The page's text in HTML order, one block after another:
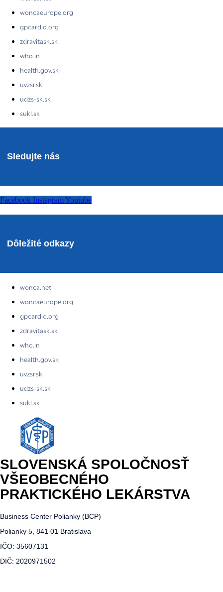
woncaeurope.org
gpcardio.org
zdravitask.sk
who.in
health.gov.sk
uvzsr.sk
udzs-sk.sk
sukl.sk
Sledujte nás
Facebook Instagram Youtube
Dôležité odkazy
wonca.net
woncaeurope.org
gpcardio.org
zdravitask.sk
who.in
health.gov.sk
uvzsr.sk
udzs-sk.sk
sukl.sk
SLOVENSKÁ SPOLOČNOSŤ
VŠEOBECNÉHO
PRAKTICKÉHO LEKÁRSTVA
Business Center Polianky (BCP)
Polianky 5, 841 01 Bratislava
IČO: 35607131
DIČ: 2020971502